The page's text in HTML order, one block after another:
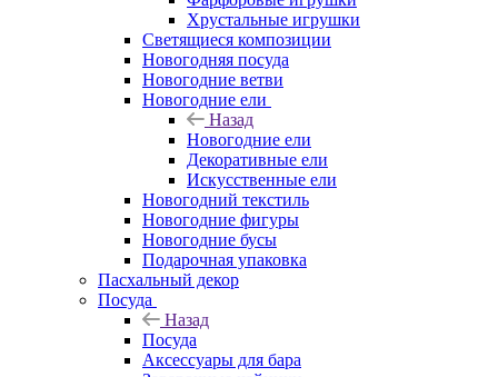
Хрустальные игрушки
Светящиеся композиции
Новогодняя посуда
Новогодние ветви
Новогодние ели
Назад
Новогодние ели
Декоративные ели
Искусственные ели
Новогодний текстиль
Новогодние фигуры
Новогодние бусы
Подарочная упаковка
Пасхальный декор
Посуда
Назад
Посуда
Аксессуары для бара